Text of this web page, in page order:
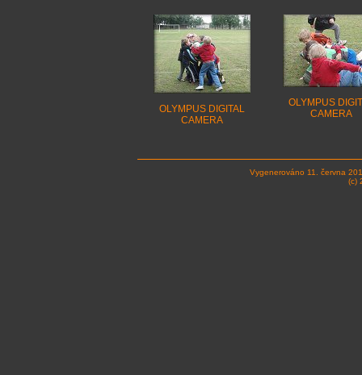
OLYMPUS DIGITAL
CAMERA
OLYMPUS
CAMERA
Vygenerováno 11. června
(c)